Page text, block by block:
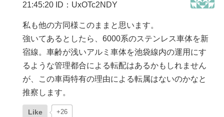
21:45:20 ID：UxOTc2NDY
私も他の方同様このままと思います。
強いてあるとしたら、6000系のステンレス車体を新
宿線。車齢が浅いアルミ車体を池袋線内の運用にす
るような管理都合による転配はあるかもしれません
が、この車両特有の理由による転属はないのかなと
推察します。
Like +26